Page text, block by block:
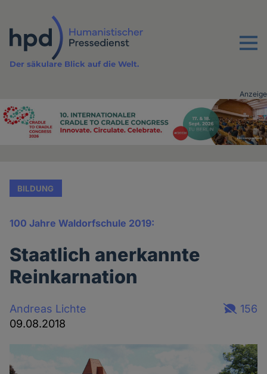
Inhalt
Menu
Der säkulare Blick auf die Welt.
Advertising
Anzeige
BILDUNG
100 Jahre Waldorfschule 2019:
Staatlich anerkannte
Reinkarnation
Andreas Lichte
09.08.2018
156